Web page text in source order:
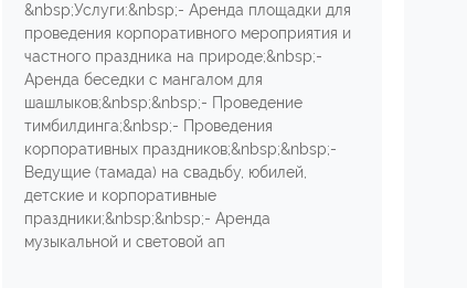
&nbsp;Услуги:&nbsp;- Аренда площадки для
проведения корпоративного мероприятия и
частного праздника на природе;&nbsp;-
Аренда беседки с мангалом для
шашлыков;&nbsp;&nbsp;- Проведение
тимбилдинга;&nbsp;- Проведения
корпоративных праздников;&nbsp;&nbsp;-
Ведущие (тамада) на свадьбу, юбилей,
детские и корпоративные
праздники;&nbsp;&nbsp;- Аренда
музыкальной и световой ап